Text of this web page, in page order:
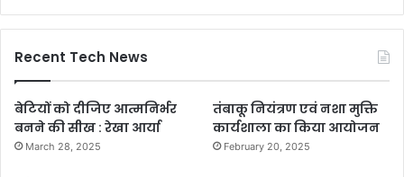
Recent Tech News
बेटियों को दीजिए आत्मनिर्भर
बनने की सीख : रेखा आर्या
March 28, 2025
तंबाकू नियंत्रण एवं नशा मुक्ति
कार्यशाला का किया आयोजन
February 20, 2025